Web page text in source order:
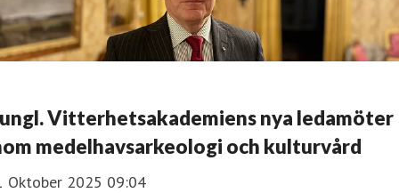
Vitterhetsakademiens nya ledamöter
medelhavsarkeologi och kulturvård
Oktober 2025 09:04